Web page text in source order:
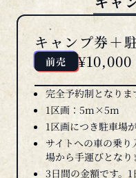
キャンプ券＋
前売 ¥10,000
完全予約制となりま
1区画：5m×5m
1区画につき駐車場
サイトへの車の乗り
場から手運びとなり
3日間の金額です。1
ん。